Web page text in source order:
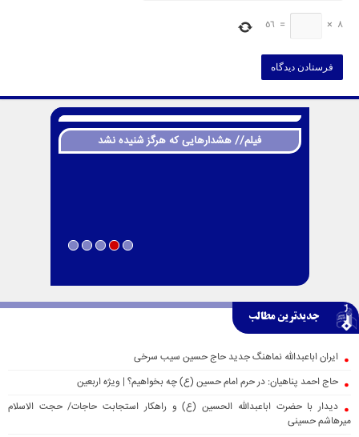
8
×
=
56
فیلم// هشدارهایی که هرگز شنیده نشد
جدیدترین مطالب
ایران اباعبدالله نماهنگ جدید حاج حسین سیب سرخی
حاج احمد پناهیان: در حرم امام حسین (ع) چه بخواهیم؟ | ویژه اربعین
دیدار با حضرت اباعبدالله الحسین (ع) و راهکار استجابت حاجات/ حجت الاسلام
میرهاشم حسینی